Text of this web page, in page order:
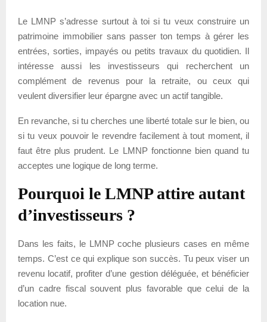
Le LMNP s’adresse surtout à toi si tu veux construire un
patrimoine immobilier sans passer ton temps à gérer les
entrées, sorties, impayés ou petits travaux du quotidien. Il
intéresse aussi les investisseurs qui recherchent un
complément de revenus pour la retraite, ou ceux qui
veulent diversifier leur épargne avec un actif tangible.
En revanche, si tu cherches une liberté totale sur le bien, ou
si tu veux pouvoir le revendre facilement à tout moment, il
faut être plus prudent. Le LMNP fonctionne bien quand tu
acceptes une logique de long terme.
Pourquoi le LMNP attire autant
d’investisseurs ?
Dans les faits, le LMNP coche plusieurs cases en même
temps. C’est ce qui explique son succès. Tu peux viser un
revenu locatif, profiter d’une gestion déléguée, et bénéficier
d’un cadre fiscal souvent plus favorable que celui de la
location nue.